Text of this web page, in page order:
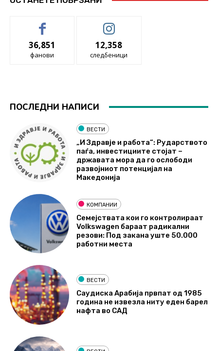
36,851
фанови
12,358
следбеници
ПОСЛЕДНИ НАПИСИ
ВЕСТИ
„И Здравје и работа“: Рударството
паѓа, инвестициите стојат –
државата мора да го ослободи
развојниот потенцијал на
Македонија
КОМПАНИИ
Семејствата кои го контролираат
Volkswagen бараат радикални
резови: Под закана уште 50.000
работни места
ВЕСТИ
Саудиска Арабија првпат од 1985
година не извезла ниту еден барел
нафта во САД